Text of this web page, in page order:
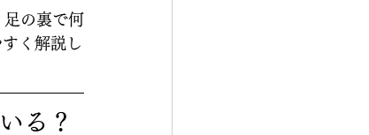
の裏で何
く解説し
る？